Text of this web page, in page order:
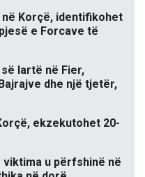
Korçë, identifikohet
e Forcave të
lartë në Fier,
dhe një tjetër,
ekzekutohet 20-
u përfshinë në